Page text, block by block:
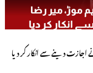
اجازت دینے سے انکار کر دیا